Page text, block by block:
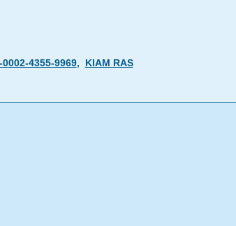
4355-9969, KIAM RAS